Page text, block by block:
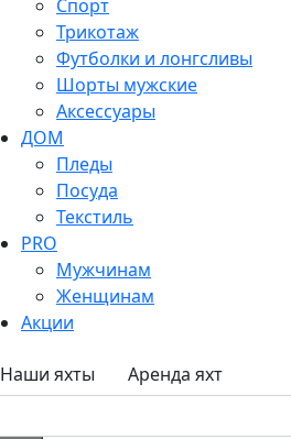
Спорт
Трикотаж
Футболки и лонгсливы
Шорты мужские
Аксессуары
ДОМ
Пледы
Посуда
Текстиль
PRO
Мужчинам
Женщинам
Акции
Наши яхты Аренда яхт